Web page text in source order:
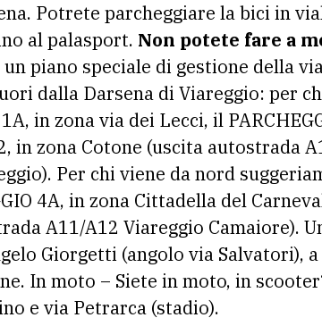
Potrete parcheggiare la bici in
al palasport. Non potete fare a
piano speciale di gestione della
dalla Darsena di Viareggio: per
in zona via dei Lecci, il
in zona Cotone (uscita autostrada
Per chi viene da nord
4A, in zona Cittadella del
A11/A12 Viareggio Camaiore).
Giorgetti (angolo via Salvatori),
In moto – Siete in moto, in
e via Petrarca (stadio).